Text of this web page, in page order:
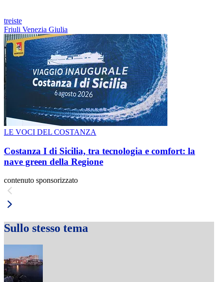
treiste
Friuli Venezia Giulia
LE VOCI DEL COSTANZA
Costanza I di Sicilia, tra tecnologia e comfort: la
nave green della Regione
contenuto sponsorizzato
Sullo stesso tema